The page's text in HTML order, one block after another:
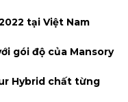
tại Việt Nam
gói độ của Mansory
Hybrid chất từng